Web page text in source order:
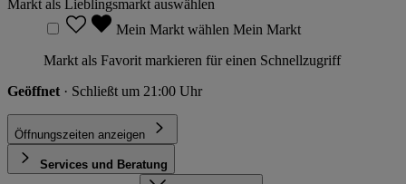
Markt als Lieblingsmarkt auswählen
Mein Markt wählen Mein Markt
Markt als Favorit markieren für einen Schnellzugriff
Geöffnet · Schließt um 21:00 Uhr
Öffnungszeiten anzeigen
Services und Beratung